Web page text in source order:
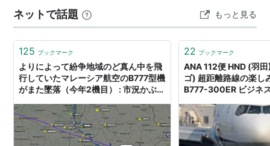
ネットで話題 もっと見る
125 ブックマーク
よりによって紛争地域のど真ん中を飛
行していたマレーシア航空のB777型機
がまた墜落（今年2機目） : 市況かぶ全
22 ブックマーク
ANA 112便 HND (羽
ゴ) 超距離路線の楽し
B777-300ER ビジネ
でした。 - 独りぼっ
道 ANA SFC 思想”た
じゃない？”